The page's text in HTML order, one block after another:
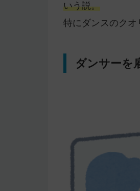
いう説。
特にダンスのク
ダンサーを